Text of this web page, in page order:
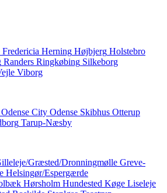
Fredericia Herning Højbjerg Holstebro
Randers Ringkøbing Silkeborg
Viborg
Odense City Odense Skibhus Otterup
Tarup-Næsby
Græsted/Dronningmølle Greve-
Helsingør/Espergærde
Hørsholm Hundested Køge Liseleje